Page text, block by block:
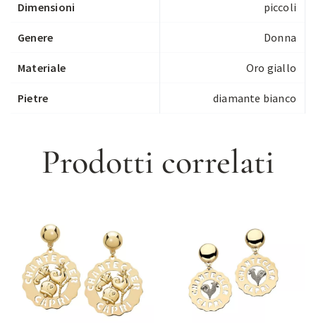
Dimensioni piccoli
Genere Donna
Materiale Oro giallo
Pietre diamante bianco
Prodotti correlati